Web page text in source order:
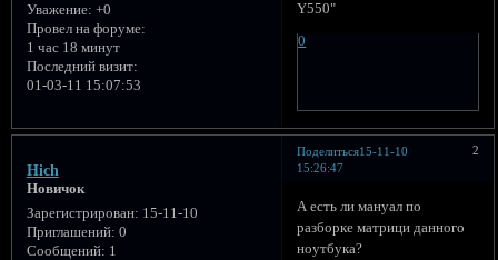
Уважение: +0
Провел на форуме:
1 час 18 минут
Последний визит:
01-03-11 15:07:53
Y550"
0
Поделиться 2
15-11-10
15:26:47
Hich
Новичок
Зарегистрирован: 15-11-10
Приглашений: 0
Сообщений: 1
А есть ли мануал по
разборке матрици данного
ноутбука?